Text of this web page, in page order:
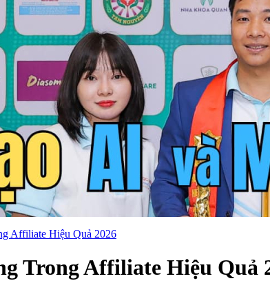
Affiliate Hiệu Quả 2026
Trong Affiliate Hiệu Quả